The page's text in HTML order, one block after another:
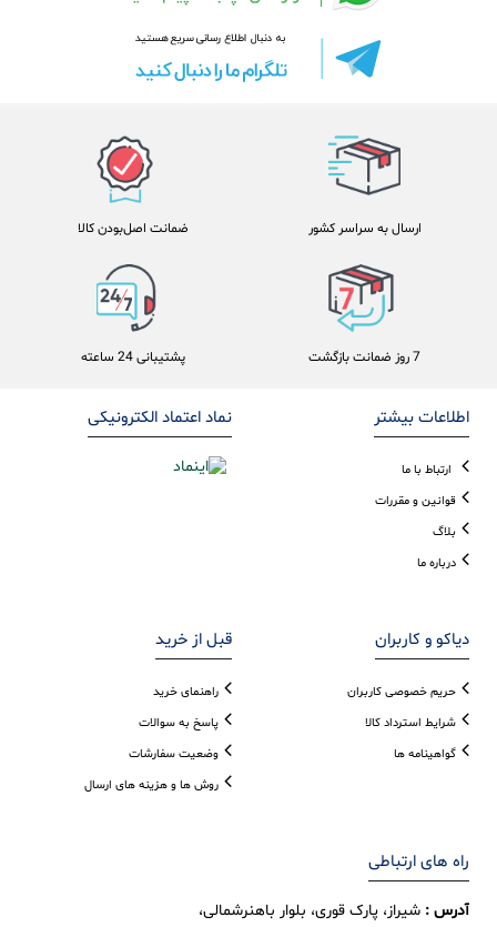
ضمانت اصل‌بودن کالا ارسال به سراسر کشور
پشتیبانی 24 ساعته 7 روز ضمانت بازگشت
نماد اعتماد الکترونیکی اطلاعات بیشتر
ارتباط با ما
قوانین و مقررات
بلاگ
درباره ما
قبل از خرید
راهنمای خرید
پاسخ به سوالات
وضعیت سفارشات
روش ها و هزینه های ارسال
دیاکو و کاربران
حریم خصوصی کاربران
شرایط استرداد کالا
گواهینامه ها
راه های ارتباطی
آدرس : شیراز، پارک قوری، بلوار باهنرشمالی،